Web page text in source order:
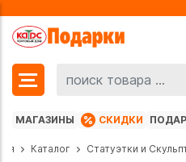
МАГАЗИНЫ СКИДКИ
Каталог Статуэтки и